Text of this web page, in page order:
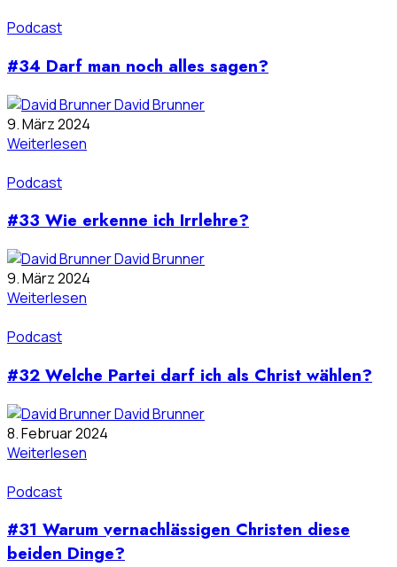
Podcast
#34 Darf man noch alles sagen?
David Brunner
9. März 2024
Weiterlesen
Podcast
#33 Wie erkenne ich Irrlehre?
David Brunner
9. März 2024
Weiterlesen
Podcast
#32 Welche Partei darf ich als Christ wählen?
David Brunner
8. Februar 2024
Weiterlesen
Podcast
#31 Warum vernachlässigen Christen diese
beiden Dinge?